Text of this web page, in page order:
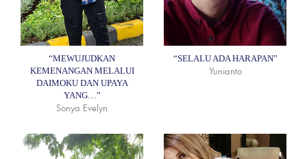
“MEWUJUDKAN
KEMENANGAN MELALUI
DAIMOKU DAN UPAYA
YANG…”
Sonya Evelyn
“SELALU ADA HARAPAN”
Yunianto